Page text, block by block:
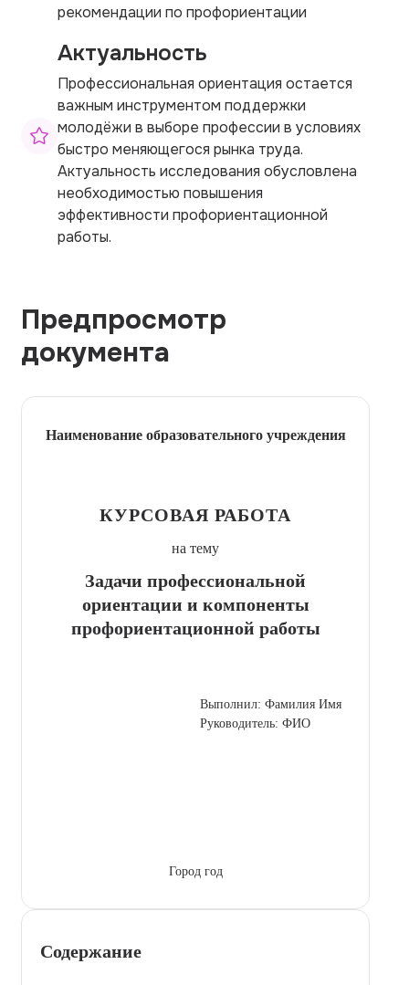
рекомендации по профориентации
Актуальность
Профессиональная ориентация остается
важным инструментом поддержки
молодёжи в выборе профессии в условиях
быстро меняющегося рынка труда.
Актуальность исследования обусловлена
необходимостью повышения
эффективности профориентационной
работы.
Предпросмотр
документа
Наименование образовательного учреждения
КУРСОВАЯ РАБОТА
на тему
Задачи профессиональной
ориентации и компоненты
профориентационной работы
Выполнил: Фамилия Имя
Руководитель: ФИО
Город год
Содержание